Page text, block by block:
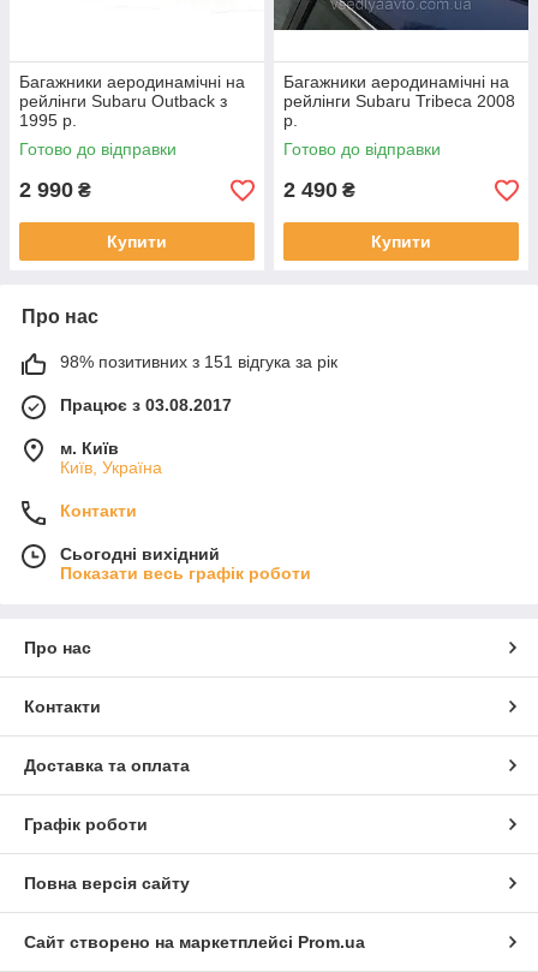
Багажники аеродинамічні на
рейлінги Subaru Outback з
1995 р.
Готово до відправки
2 990 ₴
Купити
Багажники аеродинамічні на
рейлінги Subaru Tribeca 2008
р.
Готово до відправки
2 490 ₴
Купити
Про нас
98% позитивних з 151 відгука за рік
Працює з 03.08.2017
м. Київ
Київ, Україна
Контакти
Сьогодні вихідний
Показати весь графік роботи
Про нас
Контакти
Доставка та оплата
Графік роботи
Повна версія сайту
Сайт створено на маркетплейсі Prom.ua